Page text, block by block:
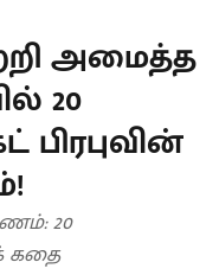
அமைத்த
20
20
கதை